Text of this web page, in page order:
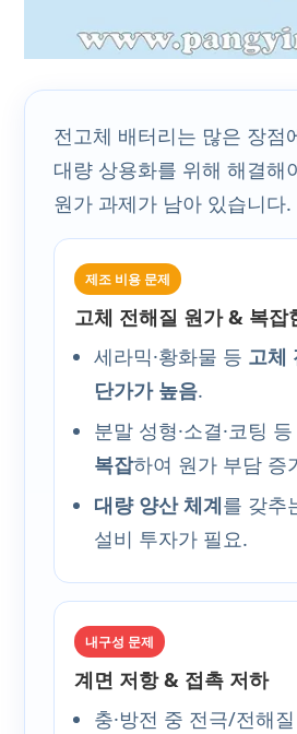
전고체 배터리는 많은 장점
대량 상용화를 위해 해결해
원가 과제가 남아 있습니다.
제조 비용 문제
고체 전해질 원가 & 복잡
세라믹·황화물 등 고체
단가가 높음.
분말 성형·소결·코팅
복잡하여 원가 부담 증
대량 양산 체계를 갖추
설비 투자가 필요.
내구성 문제
계면 저항 & 접촉 저하
충·방전 중 전극/전해